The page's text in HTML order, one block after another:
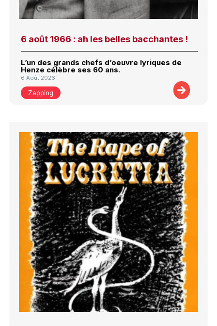
6 août 1966 : ah les belles bacchantes !
L’un des grands chefs d’oeuvre lyriques de
Henze célèbre ses 60 ans.
6 Août 2026
Zapping